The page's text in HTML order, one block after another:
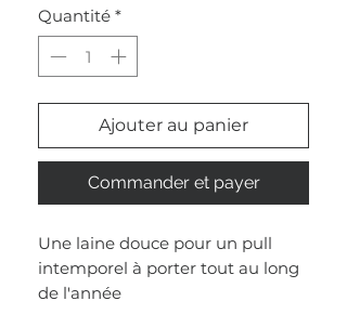
Quantité *
Ajouter au panier
Commander et payer
Une laine douce pour un pull
intemporel à porter tout au long
de l'année